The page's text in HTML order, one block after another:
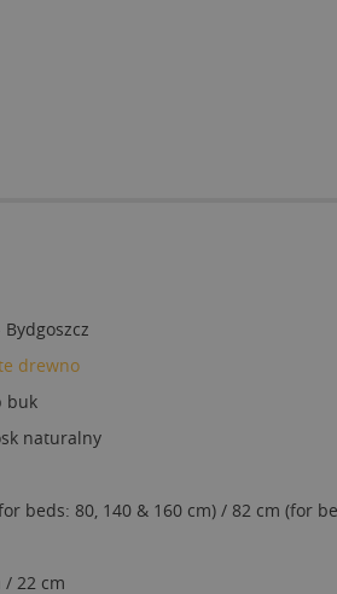
Bydgoszcz
drewno
buk
naturalny
beds: 80, 140 & 160 cm) / 82 cm (for
/ 22 cm